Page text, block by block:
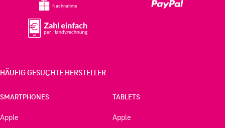
Nachnahme
HÄUFIG GESUCHTE HERSTELLER
SMARTPHONES
Apple
TABLETS
Apple